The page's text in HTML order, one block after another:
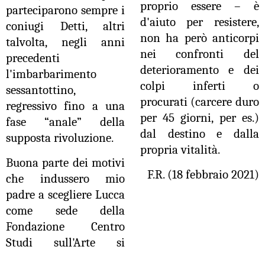
parteciparono sempre i
coniugi Detti, altri
talvolta, negli anni
precedenti
l'imbarbarimento
sessantottino,
regressivo fino a una
fase “anale” della
supposta rivoluzione.
Buona parte dei motivi
che indussero mio
padre a scegliere Lucca
come sede della
Fondazione Centro
Studi sull'Arte si
proprio essere – è
d'aiuto per resistere,
non ha però anticorpi
nei confronti del
deterioramento e dei
colpi inferti o
procurati (carcere duro
per 45 giorni, per es.)
dal destino e dalla
propria vitalità.
F.R. (18 febbraio 2021)